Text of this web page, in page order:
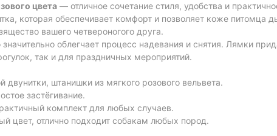
цвета — отличное сочетание стиля, удобства и
которая обеспечивает комфорт и позволяет коже
вашего четвероногого друга.
значительно облегчает процесс надевания и снятия. Лямки
так и для праздничных мероприятий.
двунитки, штанишки из мягкого розового вельвета.
застёгивание.
комплект для любых случаев.
цвет, отлично подходит собакам любых пород.